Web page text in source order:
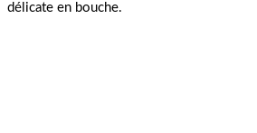
délicate en bouche.